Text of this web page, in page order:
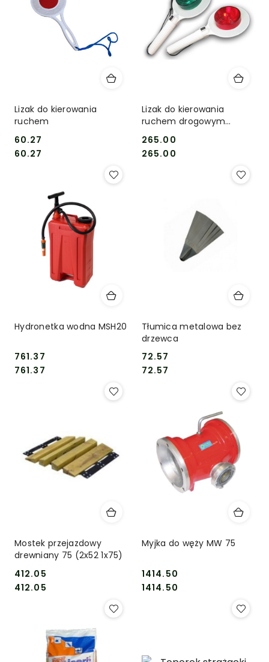
Lizak do kierowania
ruchem
Cena:
60.27
Cena:
60.27
Lizak do kierowania
ruchem drogowym
podświetlany
Cena:
265.00
Cena:
265.00
Hydronetka wodna MSH20
Cena:
761.37
Cena:
761.37
Tłumica metalowa bez
drzewca
Cena:
72.57
Cena:
72.57
Mostek przejazdowy
drewniany 75 (2x52 1x75)
Cena:
412.05
Cena:
412.05
Myjka do węży MW 75
Cena:
1414.50
Cena:
1414.50